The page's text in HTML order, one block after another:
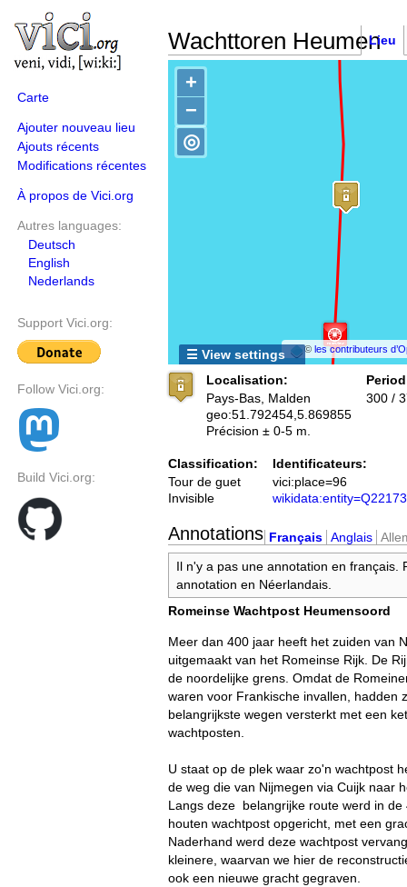
Carte
Ajouter nouveau lieu
Ajouts récents
Modifications récentes
À propos de Vici.org
Autres languages:
Deutsch
English
Nederlands
Support Vici.org:
Follow Vici.org:
Build Vici.org:
Wachttoren HeumenLieu
+
−
©les contributeurs
◎
☰ View settings
Localisation:
Pays-Bas, Malden
geo:51.792454,5.869855
Précision ± 0-5 m.
300 /
Classification:
Tour de guet
Invisible
Identificateurs:
vici:place=96
Annotations Français Anglais
Il n'y a pas une annotation en français.
annotation en Néerlandais.
Romeinse Wachtpost Heumensoord
Meer dan 400 jaar heeft het zuiden van
uitgemaakt van het Romeinse Rijk. De
de noordelijke grens. Omdat de
waren voor Frankische invallen, hadden
belangrijkste wegen versterkt met een
wachtposten.
U staat op de plek waar zo'n wachtpost
de weg die van Nijmegen via Cuijk naar
Langs deze belangrijke route werd in de
houten wachtpost opgericht, met een
Naderhand werd deze wachtpost
kleinere, waarvan we hier de
ook een nieuwe gracht gegraven.